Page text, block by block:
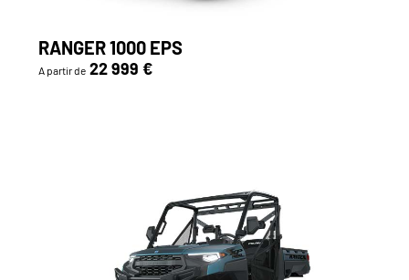
RANGER 1000 EPS
A partir de 22 999 €